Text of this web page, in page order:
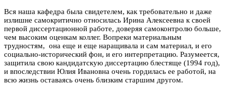
Вся наша кафедра была свидетелем, как требовательно и даже
излишне самокритично относилась Ирина Алексеевна к своей
первой диссертационной работе, доверяя самоконтролю больше,
чем высоким оценкам коллег. Вопреки материальным
трудностям, она еще и еще наращивала и сам материал, и его
социально-исторический фон, и его интерпретацию. Разумеется,
защитила свою кандидатскую диссертацию блестяще (1994 год),
и впоследствии Юлия Ивановна очень гордилась ее работой, на
всю жизнь оставаясь очень близким старшим другом.